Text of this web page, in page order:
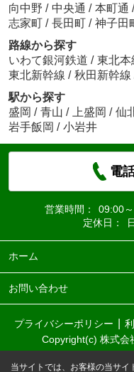
向中野 / 中央通 / 本町通 /
志家町 / 長田町 / 神子田
路線から探す
いわて銀河鉄道 / 東北本
東北新幹線 / 秋田新幹線
駅から探す
盛岡 / 青山 / 上盛岡 / 仙
岩手飯岡 / 小岩井
電
営業時間：
09:00
定休日：
ホーム
お問い合わせ
プライバシーポリシー
Copyright(c) 株式会
当サイトでは、お客様の当サイ